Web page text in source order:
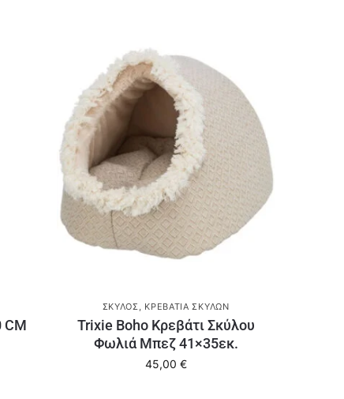
CM
ΣΚΎΛΟΣ ΚΡΕΒΆΤΙΑ ΣΚΎΛΩΝ
Trixie Boho Κρεβάτι Σκύλου
Φωλιά Μπεζ 41×35εκ.
45,00 €